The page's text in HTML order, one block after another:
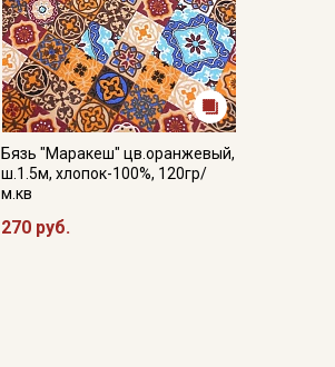
Бязь "Маракеш" цв.оранжевый,
ш.1.5м, хлопок-100%, 120гр/
м.кв
270 руб.
Ознакомлен(а) с
данных
данных
ДаюСогласие на
информационных